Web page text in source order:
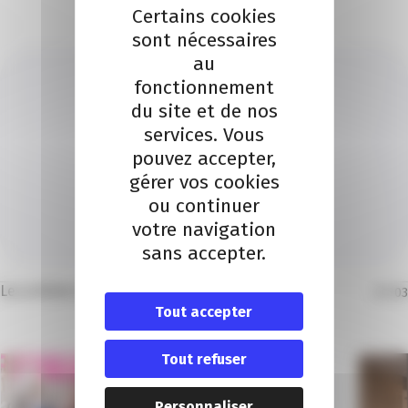
PASCAL HEBERT
Je contacte un conseiller
Je contacte
Les articles dans la même thématique 03
Certains cookies
sont nécessaires
au
fonctionnement
du site et de nos
services. Vous
pouvez accepter,
gérer vos cookies
ou continuer
votre navigation
sans accepter.
Tout accepter
Tout refuser